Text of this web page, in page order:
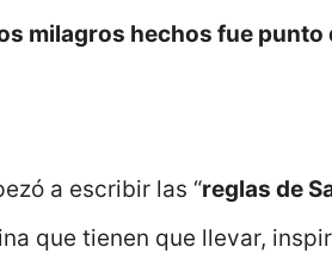
milagros hechos fue punto
a escribir las “reglas de
que tienen que llevar,